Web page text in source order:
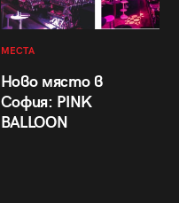
МЕСТА
Ново място в
София: PINK
BALLOON